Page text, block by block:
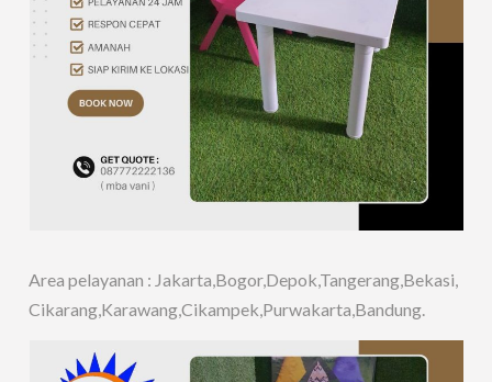
Area pelayanan : Jakarta,Bogor,Depok,Tangerang,Bekasi,
Cikarang,Karawang,Cikampek,Purwakarta,Bandung.